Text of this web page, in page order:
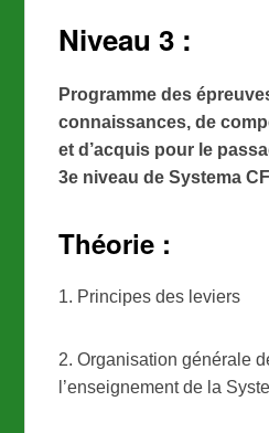
Niveau 3 :
Programme des
connaissances, de
et d’acquis pour le
3e niveau de Systema
Théorie :
1. Principes des leviers
2. Organisation générale
l’enseignement de la